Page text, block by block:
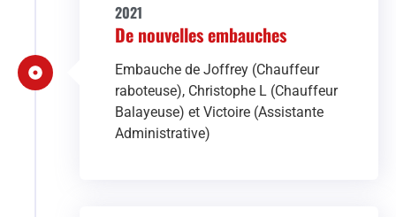
2021
De nouvelles embauches
Embauche de Joffrey (Chauffeur
raboteuse), Christophe L (Chauffeur
Balayeuse) et Victoire (Assistante
Administrative)